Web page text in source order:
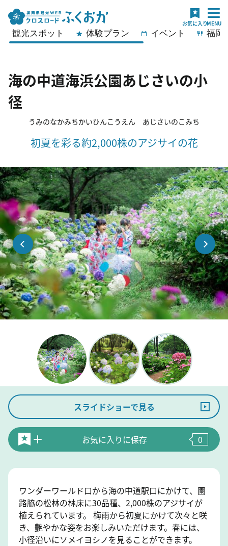
観光スポット 体験プラン イベント 福岡
海の中道海浜公園あじさいの小
径
うみのなかみちかいひんこうえん あじさいのこみち
初夏を彩る約2,000株のアジサイの花
スライドショーで見る
お気に入りに保存 0
ワンダーワールド口から海の中道駅口にかけて、園
路脇の松林の林床に30品種、2,000株のアジサイが
植えられています。 梅雨から初夏にかけて次々と咲
き、艶やかな姿をお楽しみいただけます。春には、
小径沿いにソメイヨシノを見ることができます。